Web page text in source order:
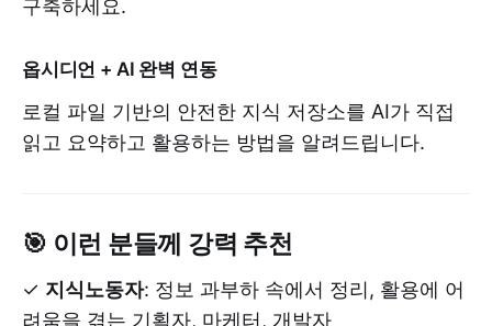
구축하세요.
옵시디언 + AI 완벽 연동
로컬 파일 기반의 안전한 지식 저장소를 AI가 직접
읽고 요약하고 활용하는 방법을 알려드립니다.
🎯 이런 분들께 강력 추천
✓ 지식노동자: 정보 과부하 속에서 정리, 활용에 어
려움을 겪는 기획자, 마케터, 개발자